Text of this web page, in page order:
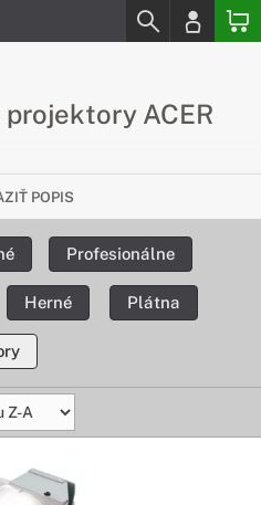
ACER
dopriať množstvo
prácu so
POPIS
Profesionálne
Herné Plátna